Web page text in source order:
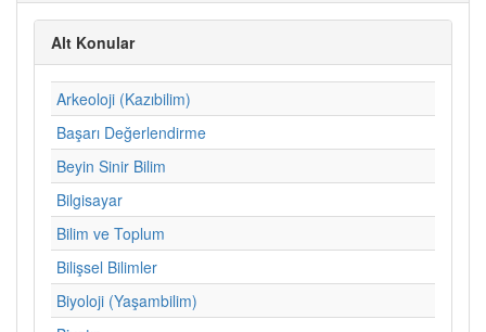
Alt Konular
Arkeoloji (Kazıbilim)
Başarı Değerlendirme
Beyin Sinir Bilim
Bilgisayar
Bilim ve Toplum
Bilişsel Bilimler
Biyoloji (Yaşambilim)